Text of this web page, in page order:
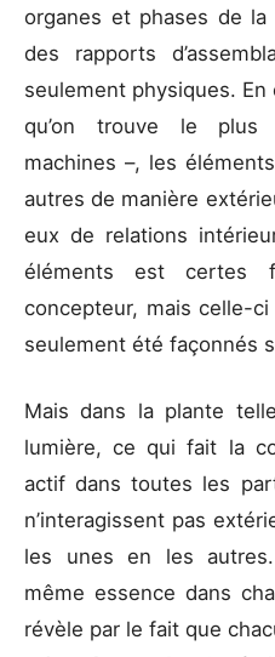
organes et phases de
des rapports
seulement physiques.
qu’on trouve le plus
machines –, les
autres de manière
eux de relations
éléments est certes
concepteur, mais celle-
seulement été façonnés
Mais dans la plante
lumière, ce qui fait la
actif dans toutes les
n’interagissent pas
les unes en les
même essence dans
révèle par le fait que